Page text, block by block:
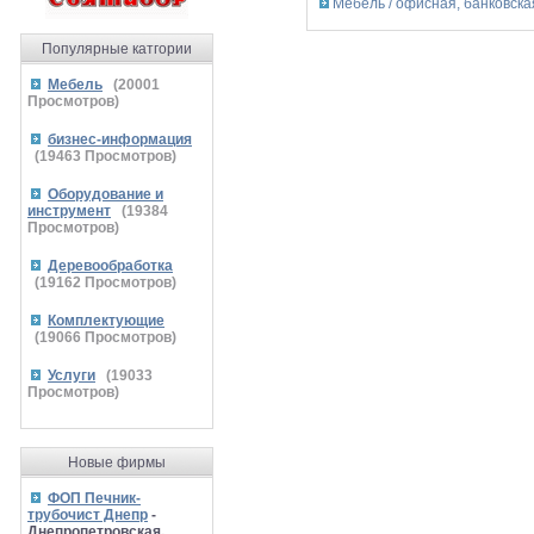
Популярные катгории
Мебель (20001
Просмотров)
бизнес-информация
(19463 Просмотров)
Оборудование и
инструмент
(19384
Просмотров)
Деревообработка
(19162 Просмотров)
Комплектующие
(19066 Просмотров)
Услуги (19033
Просмотров)
Новые фирмы
ФОП Печник-
трубочист Днепр -